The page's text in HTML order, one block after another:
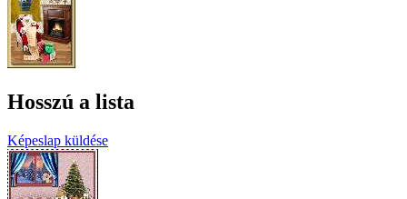
Hosszú a lista
Képeslap küldése